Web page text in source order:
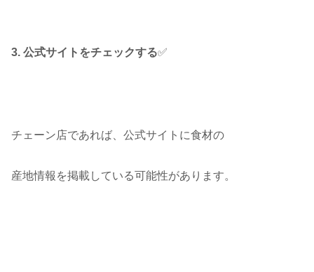
3. 公式サイトをチェックする✅
チェーン店であれば、公式サイトに食材の
産地情報を掲載している可能性があります。